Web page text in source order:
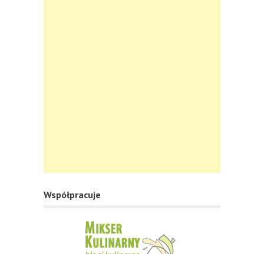
Współpracuje